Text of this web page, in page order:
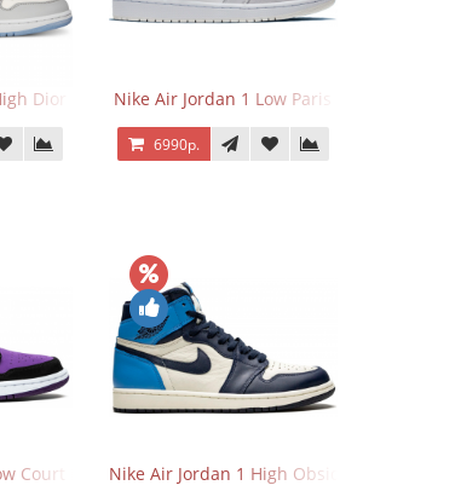
Dior Nike Air Jordan 1 Low Paris
6990р.
Court PurpleNike Air Jordan 1 High Obsidian University